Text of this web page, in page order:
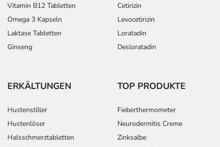
Vitamin B12 Tabletten
Omega 3 Kapseln
Laktase Tabletten
Ginseng
Cetirizin
Levocetirizin
Loratadin
Desloratadin
ERKÄLTUNGEN
Hustenstiller
Hustenlöser
Halsschmerztabletten
TOP PRODUKTE
Fieberthermometer
Neurodermitis Creme
Zinksalbe